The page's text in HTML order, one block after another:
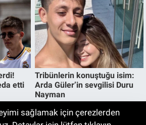
sağlamak için çerezlerden